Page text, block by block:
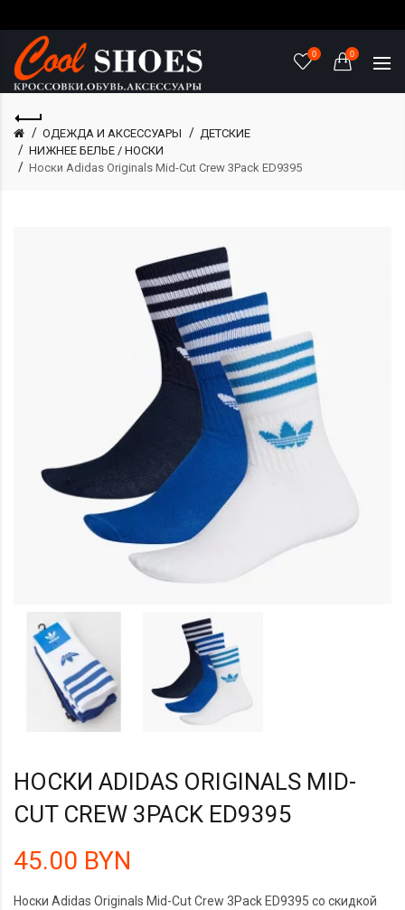
0 0
ОДЕЖДА И АКСЕССУАРЫ
ДЕТСКИЕ
НИЖНЕЕ БЕЛЬЕ / НОСКИ
Носки Adidas Originals Mid-Cut Crew 3Pack ED9395
НОСКИ ADIDAS ORIGINALS MID-
CUT CREW 3PACK ED9395
45.00 BYN
Носки Adidas Originals Mid-Cut Crew 3Pack ED9395 со скидкой